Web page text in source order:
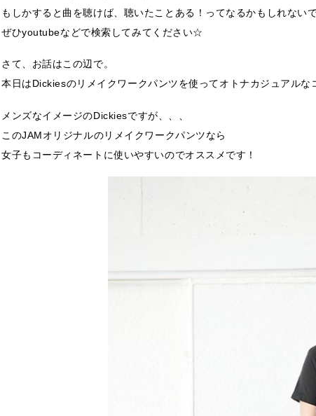
もしかすると曲を聴けば、聴いたことある！ってなるかもしれないで
ぜひyoutubeなどで検索してみてください☆
さて、お話はこの辺で。
本日はDickiesのリメイクワークパンツを使ってオトナカジュアルな
メンズなイメージのDickiesですが、、、
このJAMオリジナルのリメイクワークパンツなら
女子もコーディネートに使いやすいのでオススメです！